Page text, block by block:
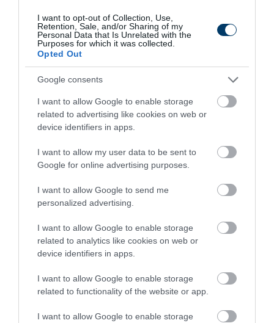
I want to opt-out of Collection, Use,
Retention, Sale, and/or Sharing of my
Personal Data that Is Unrelated with the
Purposes for which it was collected.
Opted Out
Google consents
I want to allow Google to enable storage
related to advertising like cookies on web or
device identifiers in apps.
I want to allow my user data to be sent to
Google for online advertising purposes.
I want to allow Google to send me
personalized advertising.
I want to allow Google to enable storage
related to analytics like cookies on web or
device identifiers in apps.
I want to allow Google to enable storage
related to functionality of the website or app.
I want to allow Google to enable storage
8 h 16 min
194